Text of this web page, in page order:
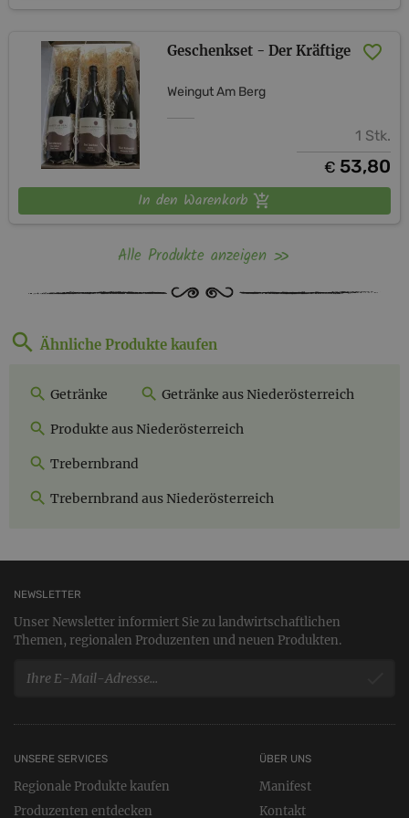
Geschenkset - Der Kräftige
Weingut Am Berg
1 Stk.
€ 53,80
In den Warenkorb
Alle Produkte anzeigen
Ähnliche Produkte kaufen
Getränke Getränke aus Niederösterreich
Produkte aus Niederösterreich
Trebernbrand
Trebernbrand aus Niederösterreich
NEWSLETTER
Unser Newsletter informiert Sie zu landwirtschaftlichen
Themen, regionalen Produzenten und neuen Produkten.
UNSERE SERVICES
Regionale Produkte kaufen
Produzenten entdecken
ÜBER UNS
Manifest
Kontakt